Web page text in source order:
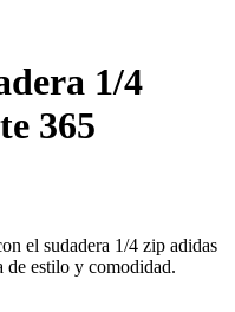
1/4
365
el sudadera 1/4 zip adidas
de estilo y comodidad.